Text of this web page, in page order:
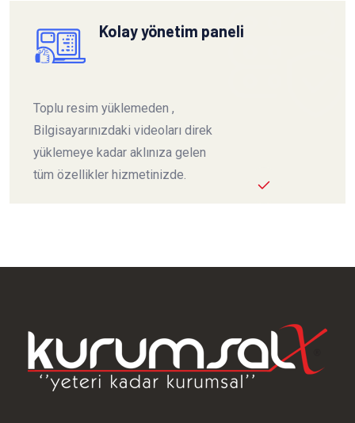
Kolay yönetim paneli
Toplu resim yüklemeden ,
Bilgisayarınızdaki videoları direk
yüklemeye kadar aklınıza gelen
tüm özellikler hizmetinizde.